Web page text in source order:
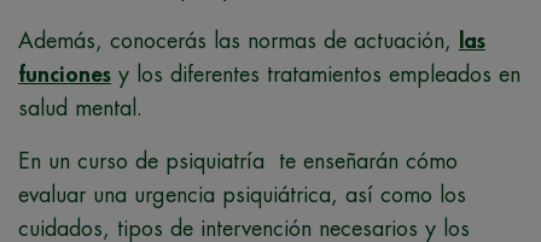
Además, conocerás las normas de actuación,
las
funciones y los diferentes tratamientos empleados en
salud mental.
En un curso de psiquiatría te enseñarán cómo
evaluar una urgencia psiquiátrica, así como los
cuidados, tipos de intervención necesarios y los